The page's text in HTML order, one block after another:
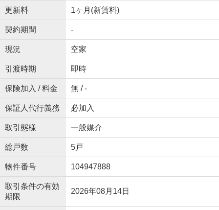
更新料 1ヶ月(新賃料)
契約期間 -
現況 空家
引渡時期 即時
保険加入 / 料金 無 / -
保証人代行義務 必加入
取引態様 一般媒介
総戸数 5戸
物件番号 104947888
取引条件の有効
期限
2026年08月14日